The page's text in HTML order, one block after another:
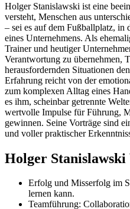
Holger Stanislawski ist eine
versteht, Menschen aus
– sei es auf dem Fußballplatz, in
eines Unternehmens. Als
Trainer und heutiger
Verantwortung zu übernehmen,
herausfordernden Situationen
Erfahrung reicht von der
zum komplexen Alltag eines
es ihm, scheinbar getrennte
wertvolle Impulse für Führung,
gewinnen. Seine Vorträge sind
und voller praktischer
Holger
Erfolg und Misserfolg im
lernen kann.
Teamführung: